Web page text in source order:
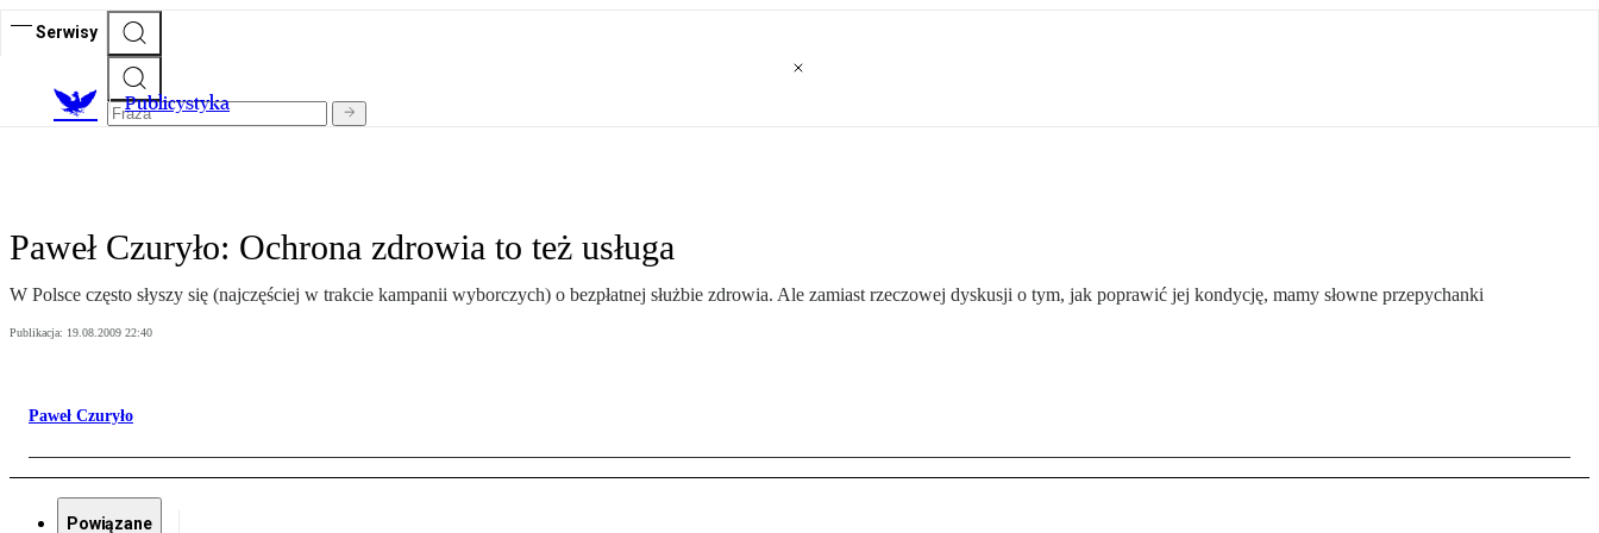
Serwisy
Publicystyka
Paweł Czuryło: Ochrona zdrowia to też usługa
W Polsce często słyszy się (najczęściej w trakcie kampanii wyborczych) o bezpłatnej służbie zdrowia. Ale zamiast rzeczowej dyskusji o tym, jak poprawić jej kondycję, mamy słowne przepychanki
Publikacja: 19.08.2009 22:40
Paweł Czuryło
Powiązane